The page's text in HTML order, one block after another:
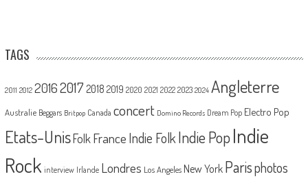
TAGS
2011 2012 20162017 2018 2019 2020 2021 2022 2023 2024 Angleterre
Australie Beggars Britpop Canada concert Domino Records Dream Pop Electro Pop
Etats-UnisFolk France Indie Folk Indie PopIndie
Rock interview Irlande Londres Los Angeles New York Parisphotos